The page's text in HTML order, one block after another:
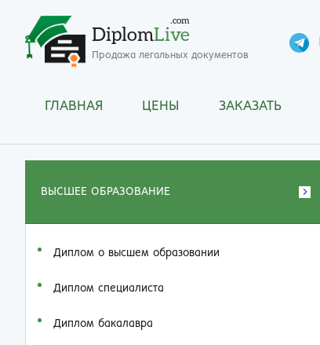
DiplomLive
.com
Продажа легальных документов
ГЛАВНАЯ ЦЕНЫ ЗАКАЗАТЬ
ВЫСШЕЕ ОБРАЗОВАНИЕ
Диплом о высшем образовании
Диплом специалиста
Диплом бакалавра